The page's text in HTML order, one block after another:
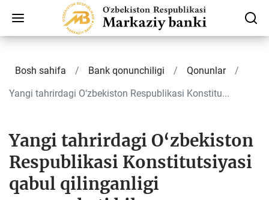
Bosh sahifa Bank qonunchiligi
Qonunlar
Yangi tahrirdagi O‘zbekiston Respublikasi Konstitu...
Yangi tahrirdagi O‘zbekiston
Respublikasi Konstitutsiyasi
qabul qilinganligi